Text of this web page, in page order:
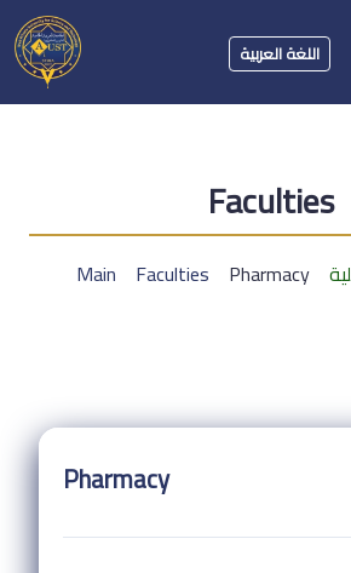
اللغة العربية
Faculties
Main Faculties Pharmacy
Pharmacy